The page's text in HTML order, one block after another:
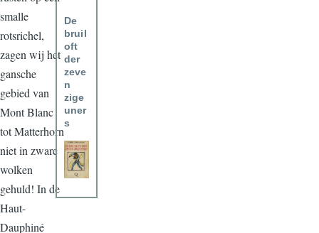
smalle
rotsrichel,
zagen wij het
gansche
gebied van
Mont Blanc
tot Matterhorn
niet in zware
wolken
gehuld! In de
Haut-
Dauphiné
De
bruil
oft
der
zeve
n
zige
uner
s